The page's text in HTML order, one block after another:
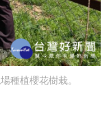
種植櫻花樹栽。